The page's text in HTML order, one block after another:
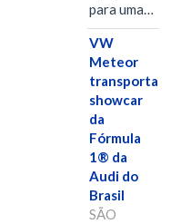
para uma…
VW
Meteor
transporta
showcar
da
Fórmula
1® da
Audi do
Brasil
SÃO